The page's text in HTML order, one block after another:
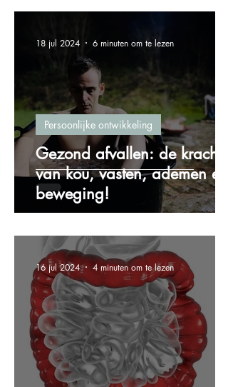
Gezond afvallen: de kracht
van kou, vasten, ademen en
beweging!
Persoonlijke ontwikkeling
18 jul 2024 6 minuten om te lezen
16 jul 2024 4 minuten om te lezen